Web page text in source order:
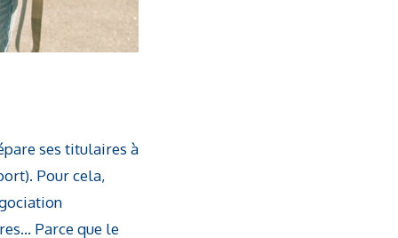
ses titulaires à
Pour cela,
Parce que le